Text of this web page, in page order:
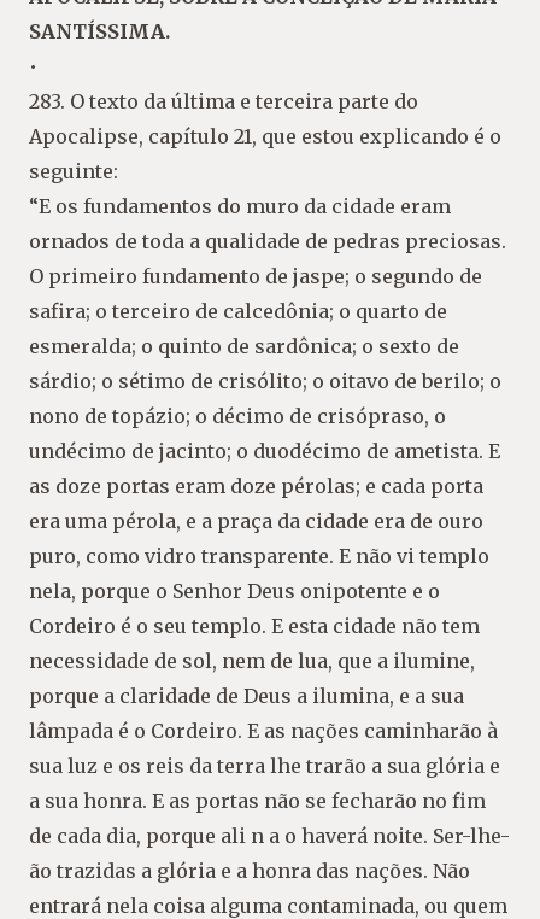
SANTÍSSIMA.
•
283. O texto da última e terceira parte do
Apocalipse, capítulo 21, que estou explicando é o
seguinte:
“E os fundamentos do muro da cidade eram
ornados de toda a qualidade de pedras preciosas.
O primeiro fundamento de jaspe; o segundo de
safira; o terceiro de calcedônia; o quarto de
esmeralda; o quinto de sardônica; o sexto de
sárdio; o sétimo de crisólito; o oitavo de berilo; o
nono de topázio; o décimo de crisópraso, o
undécimo de jacinto; o duodécimo de ametista. E
as doze portas eram doze pérolas; e cada porta
era uma pérola, e a praça da cidade era de ouro
puro, como vidro transparente. E não vi templo
nela, porque o Senhor Deus onipotente e o
Cordeiro é o seu templo. E esta cidade não tem
necessidade de sol, nem de lua, que a ilumine,
porque a claridade de Deus a ilumina, e a sua
lâmpada é o Cordeiro. E as nações caminharão à
sua luz e os reis da terra lhe trarão a sua glória e
a sua honra. E as portas não se fecharão no fim
de cada dia, porque ali n a o haverá noite. Ser-lhe-
ão trazidas a glória e a honra das nações. Não
entrará nela coisa alguma contaminada, ou quem